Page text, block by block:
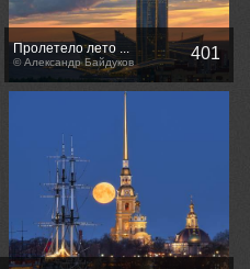
Пролетело лето ...
© Александр Байдуков 401